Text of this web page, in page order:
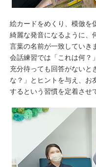
絵カードをめくり、模倣を
綺麗な発音になるように、
言葉の名前が一致していき
会話練習では「これは何？
充分待っても回答がないと
な？」とヒントを与え、お
するという習慣を定着させ